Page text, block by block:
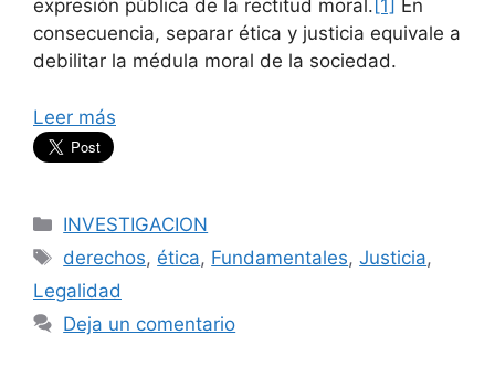
expresión pública de la rectitud moral. [1]
En
consecuencia, separar ética y justicia equivale a
debilitar la médula moral de la sociedad.
Leer más
Categorías
INVESTIGACION
Etiquetas
derechos, ética, Fundamentales,Justicia,
Legalidad
Deja un comentario